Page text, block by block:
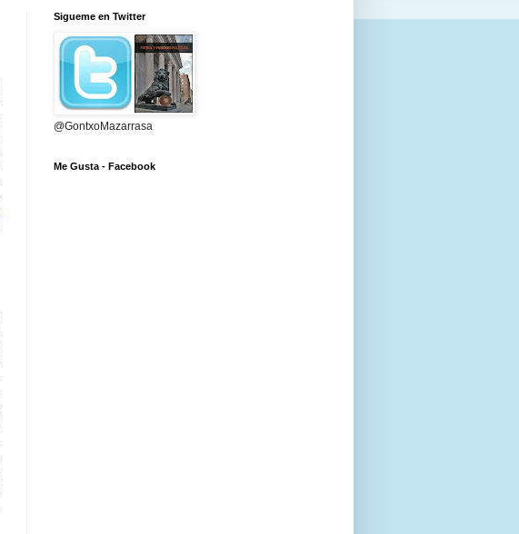
Sigueme en Twitter
@GontxoMazarrasa
Me Gusta - Facebook